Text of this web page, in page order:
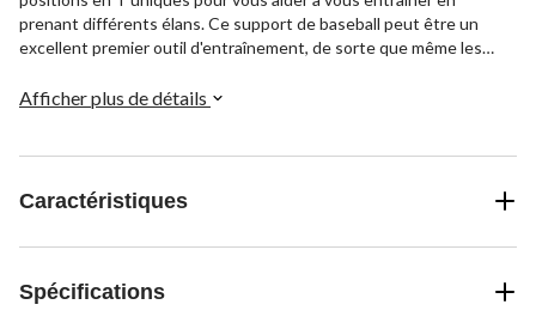
prenant différents élans. Ce support de baseball peut être un
excellent premier outil d'entraînement, de sorte que même les
la frappe.
Afficher plus de détails
Caractéristiques
Spécifications